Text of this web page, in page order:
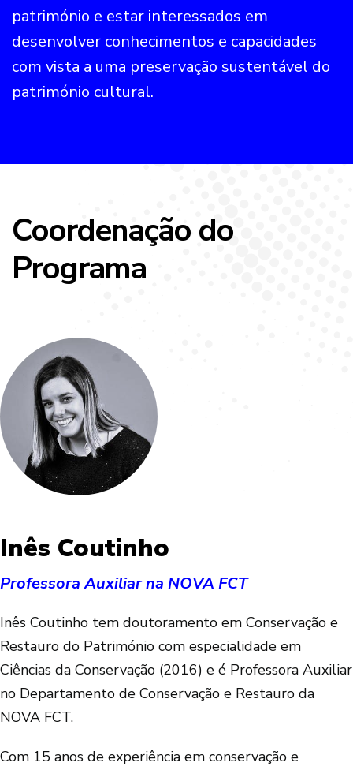
património e estar interessados em
desenvolver conhecimentos e capacidades
com vista a uma preservação sustentável do
património cultural.
Coordenação do
Programa
Inês Coutinho
Professora Auxiliar na NOVA FCT
Inês Coutinho tem doutoramento em Conservação e
Restauro do Património com especialidade em
Ciências da Conservação (2016) e é Professora Auxiliar
no Departamento de Conservação e Restauro da
NOVA FCT.
Com 15 anos de experiência em conservação e